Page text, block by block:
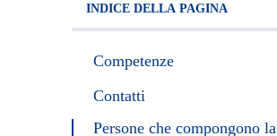
INDICE DELLA PAGINA
Competenze
Contatti
Persone che compongono la